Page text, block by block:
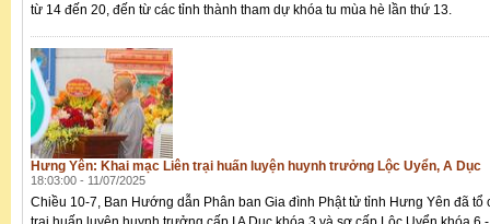
từ 14 đến 20, đến từ các tỉnh thành tham dự khóa tu mùa hè lần thứ 13.
Hưng Yên: Khai mạc Liên trại huấn luyện huynh trưởng Lộc Uyển, A Dục
18:03:00 - 11/07/2025
Chiều 10-7, Ban Hướng dẫn Phân ban Gia đình Phật tử tỉnh Hưng Yên đã tổ